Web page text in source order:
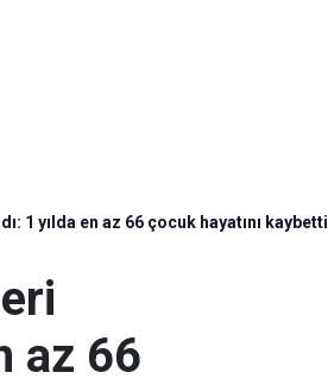
1 yılda en az 66 çocuk hayatını kaybetti
az 66